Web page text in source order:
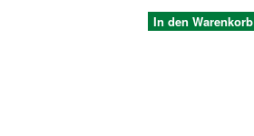
In den Warenkorb